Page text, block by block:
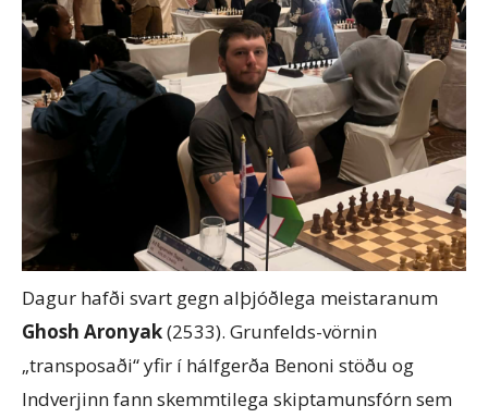
Dagur hafði svart gegn alþjóðlega meistaranum
Ghosh Aronyak(2533). Grunfelds-vörnin
„transposaði“ yfir í hálfgerða Benoni stöðu og
Indverjinn fann skemmtilega skiptamunsfórn sem